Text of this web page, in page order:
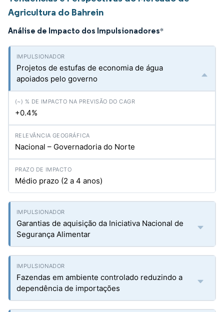
Agricultura do Bahrein
Análise de Impacto dos Impulsionadores*
Projetos de estufas de economia de água
apoiados pelo governo
+0.4%
Nacional – Governadoria do Norte
Médio prazo (2 a 4 anos)
Garantias de aquisição da Iniciativa Nacional de
Segurança Alimentar
Fazendas em ambiente controlado reduzindo a
dependência de importações